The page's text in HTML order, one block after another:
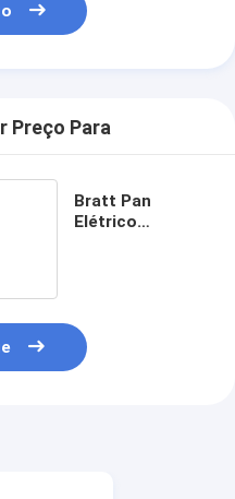
Preço Para
Bratt Pan
Elétrico